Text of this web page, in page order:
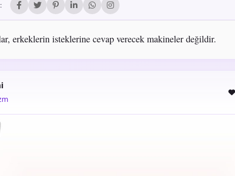
erkeklerin isteklerine cevap verecek makineler değildir.